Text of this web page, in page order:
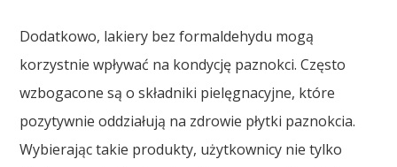
Dodatkowo, lakiery bez formaldehydu mogą
korzystnie wpływać na kondycję paznokci. Często
wzbogacone są o składniki pielęgnacyjne, które
pozytywnie oddziałują na zdrowie płytki paznokcia.
Wybierając takie produkty, użytkownicy nie tylko